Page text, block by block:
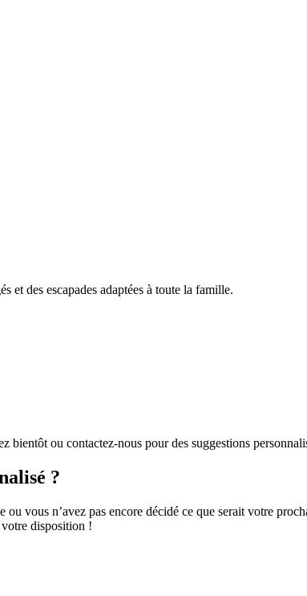
et des escapades adaptées à toute la famille.
bientôt ou contactez-nous pour des suggestions
?
vous n’avez pas encore décidé ce que serait votre
disposition !